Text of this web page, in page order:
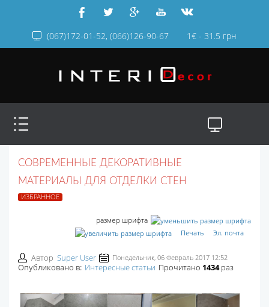
(067)172-01-52, (066)126-90-67 1€ - 31.5 грн
СОВРЕМЕННЫЕ ДЕКОРАТИВНЫЕ
МАТЕРИАЛЫ ДЛЯ ОТДЕЛКИ СТЕН
ИЗБРАННОЕ
размер шрифта
Печать Эл. почта
Автор Super User Понедельник, 06 Февраль 2017 12:52
Опубликовано в: Интересные статьи Прочитано 1434раз